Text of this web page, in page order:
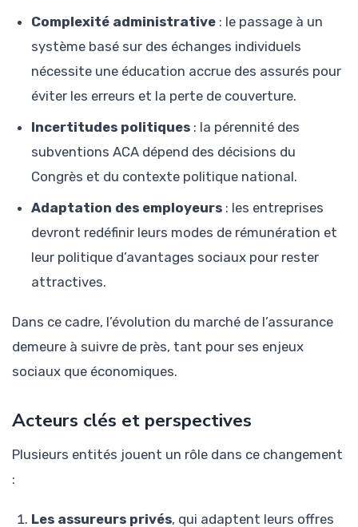
Complexité administrative : le passage à un
système basé sur des échanges individuels
nécessite une éducation accrue des assurés pour
éviter les erreurs et la perte de couverture.
Incertitudes politiques : la pérennité des
subventions ACA dépend des décisions du
Congrès et du contexte politique national.
Adaptation des employeurs : les entreprises
devront redéfinir leurs modes de rémunération et
leur politique d’avantages sociaux pour rester
attractives.
Dans ce cadre, l’évolution du marché de l’assurance
demeure à suivre de près, tant pour ses enjeux
sociaux que économiques.
Acteurs clés et perspectives
Plusieurs entités jouent un rôle dans ce changement
:
Les assureurs privés, qui adaptent leurs offres